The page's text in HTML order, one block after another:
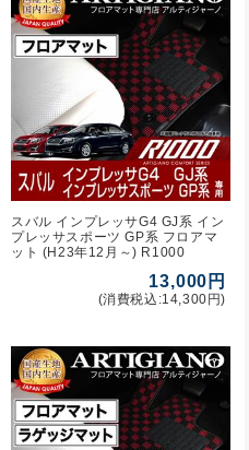
スバル インプレッサG4 GJ系 イン
プレッサスポーツ GP系 フロアマ
ット (H23年12月～) R1000
13,000円
(消費税込:14,300円)